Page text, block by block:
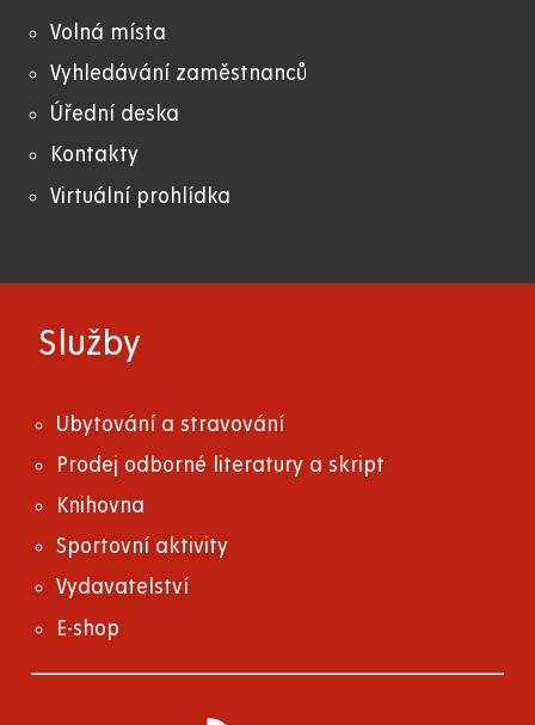
Volná místa
Vyhledávání zaměstnanců
Úřední deska
Kontakty
Virtuální prohlídka
Služby
Ubytování a stravování
Prodej odborné literatury a skript
Knihovna
Sportovní aktivity
Vydavatelství
E-shop